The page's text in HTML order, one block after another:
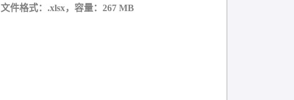
文件格式：.xlsx，容量：267 MB